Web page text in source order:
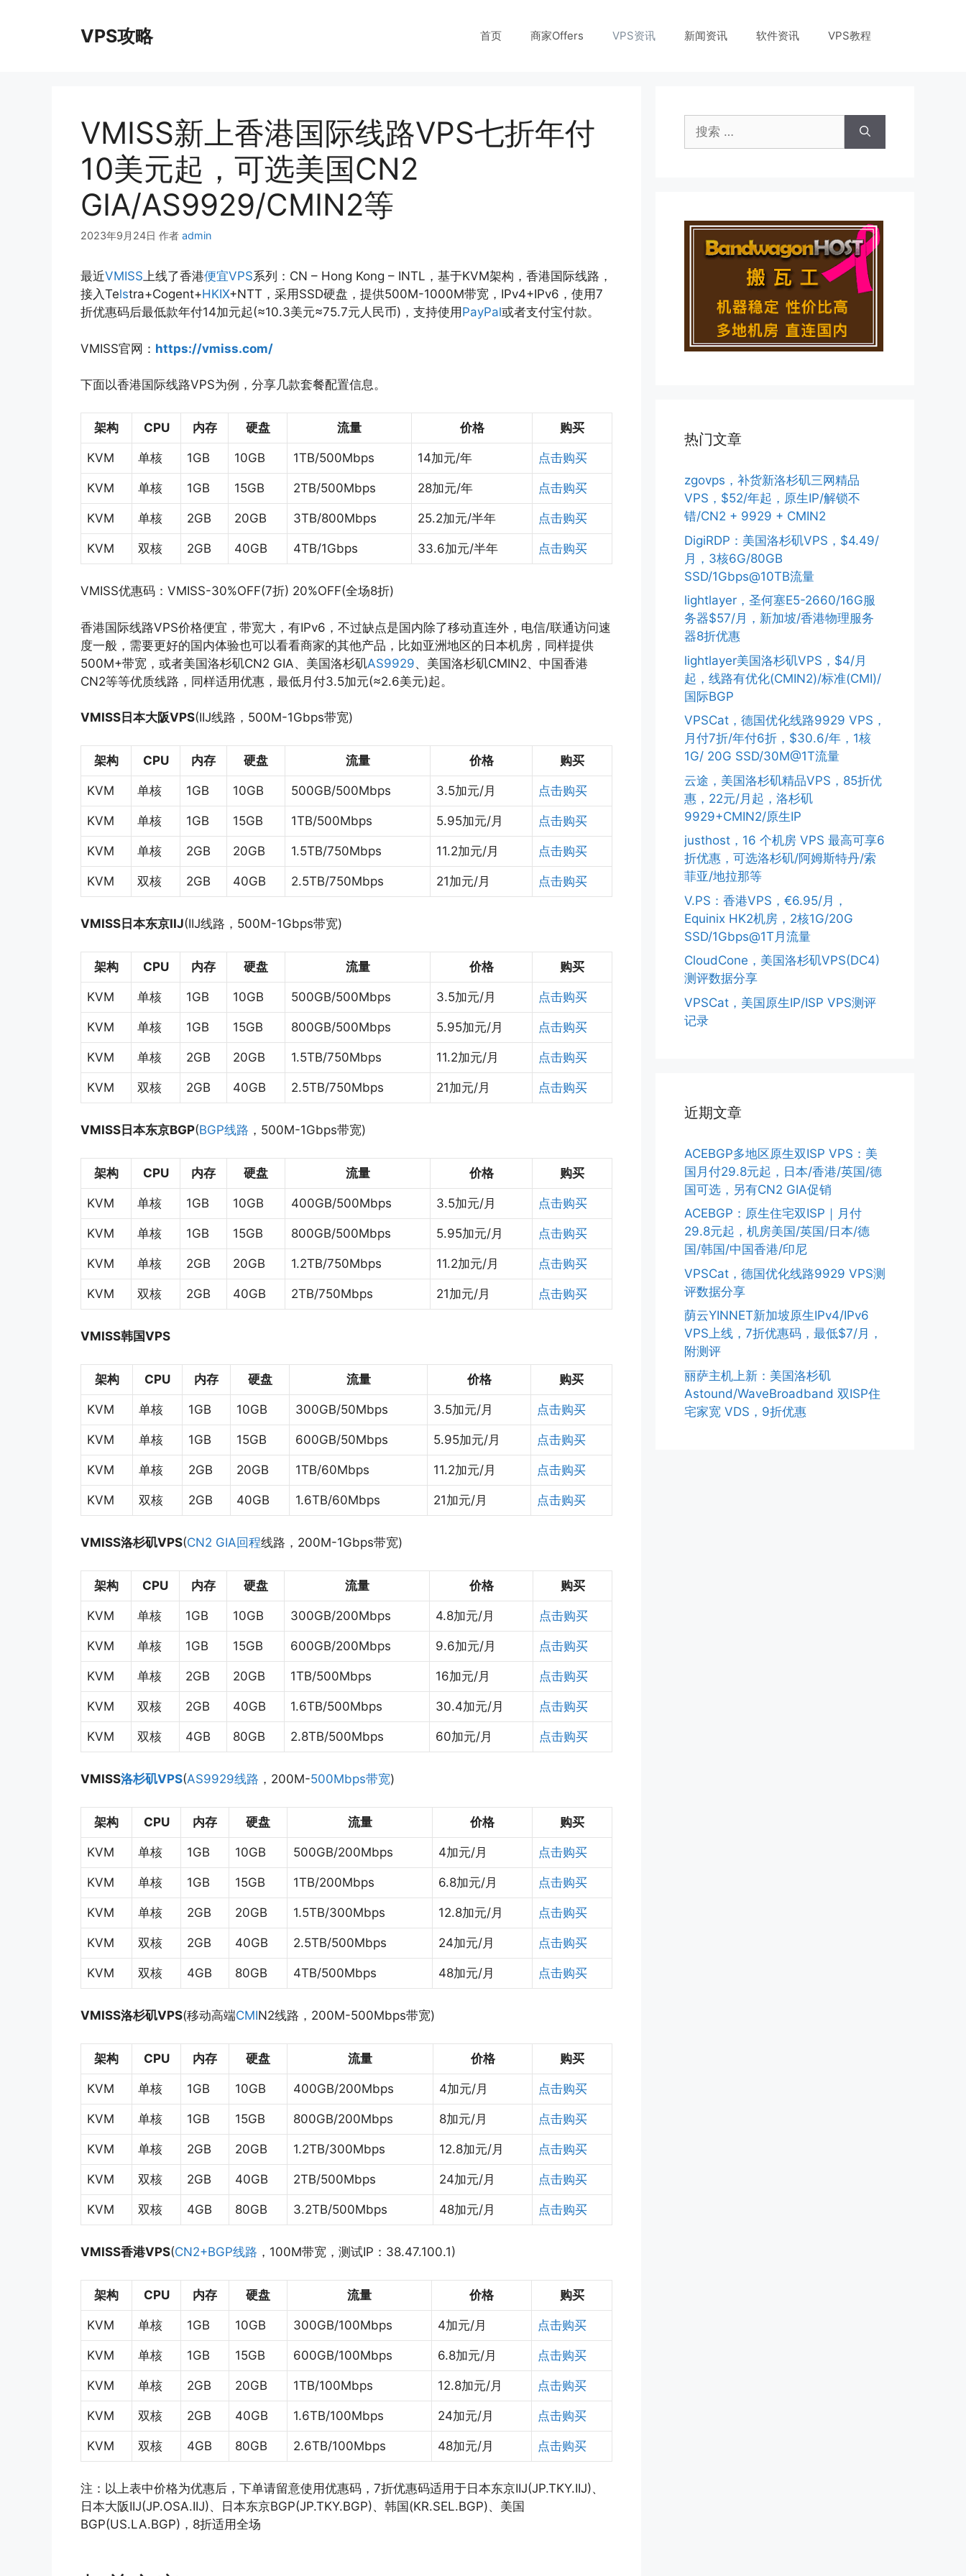
VPS攻略 首页 商家Offers VPS资讯 新闻资讯 软件资讯 VPS教程
VMISS新上香港国际线路VPS七折年付
10美元起，可选美国CN2
GIA/AS9929/CMIN2等
2023年9月24日 作者 admin
最近VMISS上线了香港便宜VPS系列：CN – Hong Kong – INTL，基于KVM架构，香港国际线路，
接入Telstra+Cogent+HKIX+NTT，采用SSD硬盘，提供500M-1000M带宽，IPv4+IPv6，使用7
折优惠码后最低款年付14加元起(≈10.3美元≈75.7元人民币)，支持使用 PayPal或者支付宝付款。
VMISS官网： https://vmiss.com/
下面以香港国际线路VPS为例，分享几款套餐配置信息。
架构 CPU 内存 硬盘 流量 价格 购买
KVM 单核 1GB 10GB 1TB/500Mbps 14加元/年 点击购买
KVM 单核 1GB 15GB 2TB/500Mbps 28加元/年 点击购买
KVM 单核 2GB 20GB 3TB/800Mbps 25.2加元/半年 点击购买
KVM 双核 2GB 40GB 4TB/1Gbps 33.6加元/半年 点击购买
VMISS优惠码：VMISS-30%OFF(7折) 20%OFF(全场8折)
香港国际线路VPS价格便宜，带宽大，有IPv6，不过缺点是国内除了移动直连外，电信/联通访问速
度一般，需要更好的国内体验也可以看看商家的其他产品，比如亚洲地区的日本机房，同样提供
500M+带宽，或者美国洛杉矶CN2 GIA、美国洛杉矶AS9929、美国洛杉矶CMIN2、中国香港
CN2等等优质线路，同样适用优惠，最低月付3.5加元(≈2.6美元)起。
VMISS日本大阪VPS(IIJ线路，500M-1Gbps带宽)
架构 CPU 内存 硬盘 流量 价格 购买
KVM 单核 1GB 10GB 500GB/500Mbps 3.5加元/月 点击购买
KVM 单核 1GB 15GB 1TB/500Mbps 5.95加元/月 点击购买
KVM 单核 2GB 20GB 1.5TB/750Mbps 11.2加元/月 点击购买
KVM 双核 2GB 40GB 2.5TB/750Mbps 21加元/月 点击购买
VMISS日本东京IIJ(IIJ线路，500M-1Gbps带宽)
架构 CPU 内存 硬盘 流量 价格 购买
KVM 单核 1GB 10GB 500GB/500Mbps 3.5加元/月 点击购买
KVM 单核 1GB 15GB 800GB/500Mbps 5.95加元/月 点击购买
KVM 单核 2GB 20GB 1.5TB/750Mbps 11.2加元/月 点击购买
KVM 双核 2GB 40GB 2.5TB/750Mbps 21加元/月 点击购买
VMISS日本东京BGP(BGP线路 ，500M-1Gbps带宽)
架构 CPU 内存 硬盘 流量 价格 购买
KVM 单核 1GB 10GB 400GB/500Mbps 3.5加元/月 点击购买
KVM 单核 1GB 15GB 800GB/500Mbps 5.95加元/月 点击购买
KVM 单核 2GB 20GB 1.2TB/750Mbps 11.2加元/月 点击购买
KVM 双核 2GB 40GB 2TB/750Mbps 21加元/月 点击购买
VMISS韩国VPS
架构 CPU 内存 硬盘 流量 价格 购买
KVM 单核 1GB 10GB 300GB/50Mbps 3.5加元/月 点击购买
KVM 单核 1GB 15GB 600GB/50Mbps 5.95加元/月 点击购买
KVM 单核 2GB 20GB 1TB/60Mbps 11.2加元/月 点击购买
KVM 双核 2GB 40GB 1.6TB/60Mbps 21加元/月 点击购买
VMISS洛杉矶VPS(CN2 GIA回程线路，200M-1Gbps带宽)
架构 CPU 内存 硬盘 流量 价格 购买
KVM 单核 1GB 10GB 300GB/200Mbps 4.8加元/月 点击购买
KVM 单核 1GB 15GB 600GB/200Mbps 9.6加元/月 点击购买
KVM 单核 2GB 20GB 1TB/500Mbps 16加元/月 点击购买
KVM 双核 2GB 40GB 1.6TB/500Mbps 30.4加元/月 点击购买
KVM 双核 4GB 80GB 2.8TB/500Mbps 60加元/月 点击购买
VMISS洛杉矶VPS(AS9929线路 ，200M-500Mbps带宽)
架构 CPU 内存 硬盘 流量 价格 购买
KVM 单核 1GB 10GB 500GB/200Mbps 4加元/月 点击购买
KVM 单核 1GB 15GB 1TB/200Mbps 6.8加元/月 点击购买
KVM 单核 2GB 20GB 1.5TB/300Mbps 12.8加元/月 点击购买
KVM 双核 2GB 40GB 2.5TB/500Mbps 24加元/月 点击购买
KVM 双核 4GB 80GB 4TB/500Mbps 48加元/月 点击购买
VMISS洛杉矶VPS(移动高端CMIN2线路，200M-500Mbps带宽)
架构 CPU 内存 硬盘 流量 价格 购买
KVM 单核 1GB 10GB 400GB/200Mbps 4加元/月 点击购买
KVM 单核 1GB 15GB 800GB/200Mbps 8加元/月 点击购买
KVM 单核 2GB 20GB 1.2TB/300Mbps 12.8加元/月 点击购买
KVM 双核 2GB 40GB 2TB/500Mbps 24加元/月 点击购买
KVM 双核 4GB 80GB 3.2TB/500Mbps 48加元/月 点击购买
VMISS香港VPS(CN2+BGP线路 ，100M带宽，测试IP：38.47.100.1)
架构 CPU 内存 硬盘 流量 价格 购买
KVM 单核 1GB 10GB 300GB/100Mbps 4加元/月 点击购买
KVM 单核 1GB 15GB 600GB/100Mbps 6.8加元/月 点击购买
KVM 单核 2GB 20GB 1TB/100Mbps 12.8加元/月 点击购买
KVM 双核 2GB 40GB 1.6TB/100Mbps 24加元/月 点击购买
KVM 双核 4GB 80GB 2.6TB/100Mbps 48加元/月 点击购买
注：以上表中价格为优惠后，下单请留意使用优惠码，7折优惠码适用于日本东京IIJ(JP.TKY.IIJ)、
日本大阪IIJ(JP.OSA.IIJ)、日本东京BGP(JP.TKY.BGP)、韩国(KR.SEL.BGP)、美国
BGP(US.LA.BGP)，8折适用全场
索：
热门文章
zgovps，补货新洛杉矶三网精品
VPS，$52/年起，原生IP/解锁不
错/CN2 + 9929 + CMIN2
DigiRDP：美国洛杉矶VPS，$4.49/
月，3核6G/80GB
SSD/1Gbps@10TB流量
lightlayer，圣何塞E5-2660/16G服
务器$57/月，新加坡/香港物理服务
器8折优惠
lightlayer美国洛杉矶VPS，$4/月
起，线路有优化(CMIN2)/标准(CMI)/
国际BGP
VPSCat，德国优化线路9929 VPS，
月付7折/年付6折，$30.6/年，1核
1G/ 20G SSD/30M@1T流量
云途，美国洛杉矶精品VPS，85折优
惠，22元/月起，洛杉矶
9929+CMIN2/原生IP
justhost，16 个机房 VPS 最高可享6
折优惠，可选洛杉矶/阿姆斯特丹/索
菲亚/地拉那等
V.PS：香港VPS，€6.95/月，
Equinix HK2机房，2核1G/20G
SSD/1Gbps@1T月流量
CloudCone，美国洛杉矶VPS(DC4)
测评数据分享
VPSCat，美国原生IP/ISP VPS测评
记录
近期文章
ACEBGP多地区原生双ISP VPS：美
国月付29.8元起，日本/香港/英国/德
国可选，另有CN2 GIA促销
ACEBGP：原生住宅双ISP｜月付
29.8元起，机房美国/英国/日本/德
国/韩国/中国香港/印尼
VPSCat，德国优化线路9929 VPS测
评数据分享
荫云YINNET新加坡原生IPv4/IPv6
VPS上线，7折优惠码，最低$7/月，
附测评
丽萨主机上新：美国洛杉矶
Astound/WaveBroadband 双ISP住
宅家宽 VDS，9折优惠